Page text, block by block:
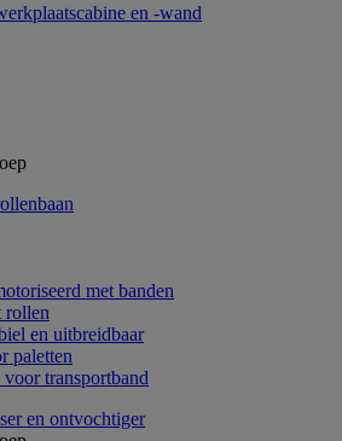
en -wand
met banden
rollen
en uitbreidbaar
paletten
transportband
en ontvochtiger